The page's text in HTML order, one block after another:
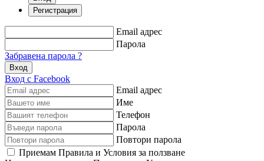
Регистрация
Email адрес
Парола
Забравена парола ?
Вход
Вход с Facebook
Email адрес
Име
Телефон
Парола
Повтори парола
Приемам Правила и Условия за ползване